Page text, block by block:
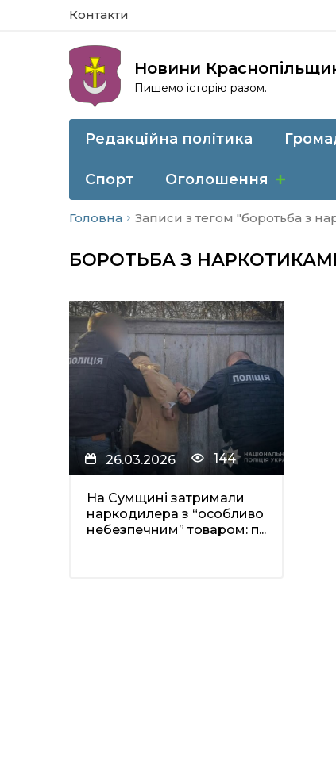
Контакти
Новини
Пишемо історію разом.
Редакційна політика
Спорт Оголошення
Головна Записи з тегом "боротьба з
БОРОТЬБА З
26.03.2026 144
На Сумщині затримали
наркодилера з “особливо
небезпечним” товаром: п...